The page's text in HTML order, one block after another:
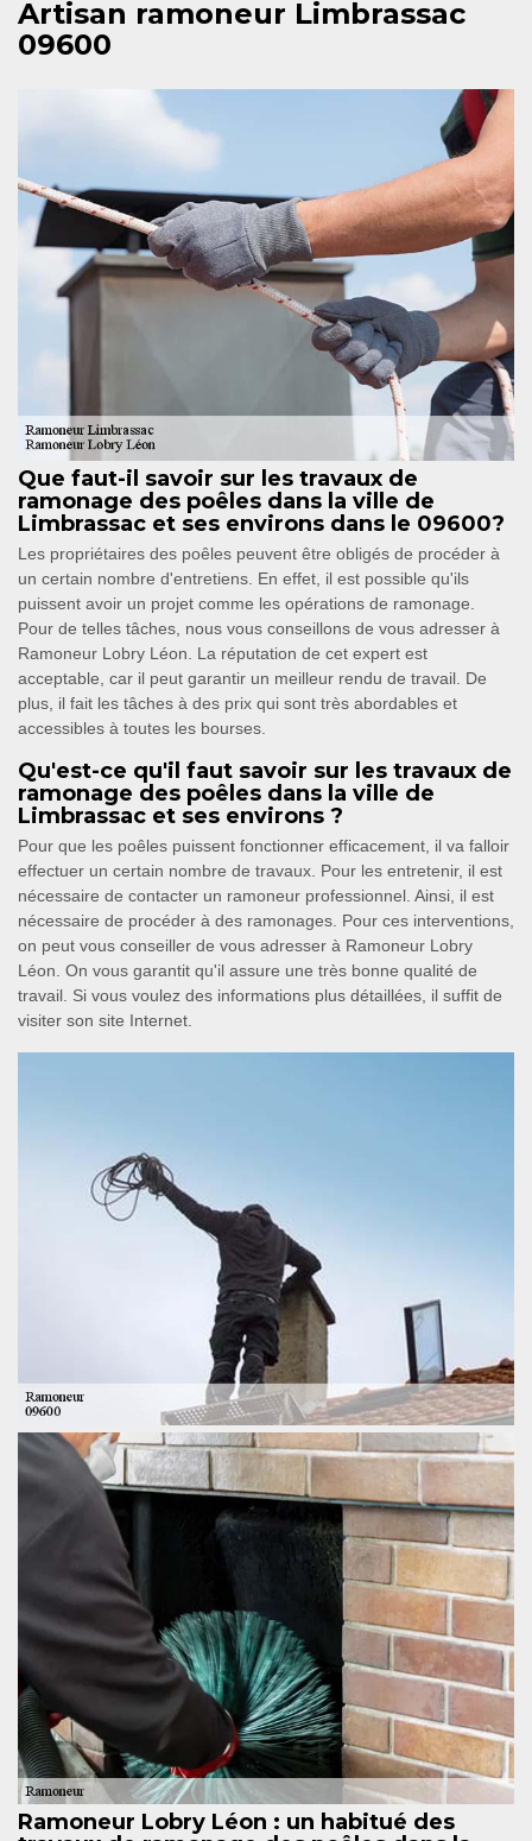
Artisan ramoneur Limbrassac
09600
Que faut-il savoir sur les travaux de
ramonage des poêles dans la ville de
Limbrassac et ses environs dans le 09600?
Les propriétaires des poêles peuvent être obligés de procéder à
un certain nombre d'entretiens. En effet, il est possible qu'ils
puissent avoir un projet comme les opérations de ramonage.
Pour de telles tâches, nous vous conseillons de vous adresser à
Ramoneur Lobry Léon. La réputation de cet expert est
acceptable, car il peut garantir un meilleur rendu de travail. De
plus, il fait les tâches à des prix qui sont très abordables et
accessibles à toutes les bourses.
Qu'est-ce qu'il faut savoir sur les travaux de
ramonage des poêles dans la ville de
Limbrassac et ses environs ?
Pour que les poêles puissent fonctionner efficacement, il va falloir
effectuer un certain nombre de travaux. Pour les entretenir, il est
nécessaire de contacter un ramoneur professionnel. Ainsi, il est
nécessaire de procéder à des ramonages. Pour ces interventions,
on peut vous conseiller de vous adresser à Ramoneur Lobry
Léon. On vous garantit qu'il assure une très bonne qualité de
travail. Si vous voulez des informations plus détaillées, il suffit de
visiter son site Internet.
Ramoneur Lobry Léon : un habitué des